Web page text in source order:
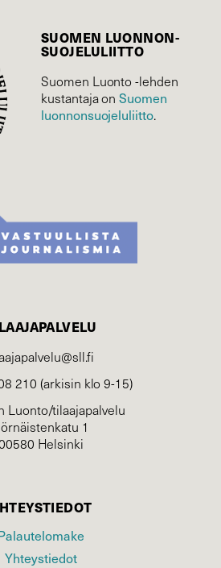
SUOMEN LUONNON­
SUOJELU­LIITTO
Suomen Luonto -lehden
kustantaja onSuomen
luonnonsuojelu­liitto.
210 (arkisin klo 9-15)
Luonto/tilaajapalvelu
1
Helsinki
Yhteystiedot